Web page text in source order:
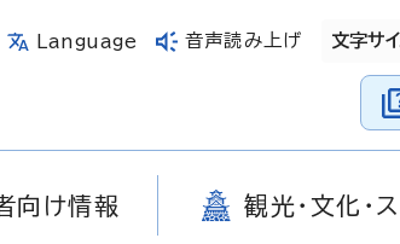
Language 音声読み上げ 文字サ
向け情報 観光・文化・